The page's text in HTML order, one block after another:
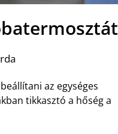
az egységes
tikkasztó a hőség a